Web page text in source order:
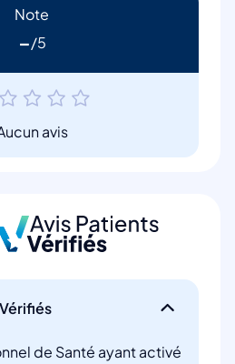
Note
-
avis
de Santé ayant activé